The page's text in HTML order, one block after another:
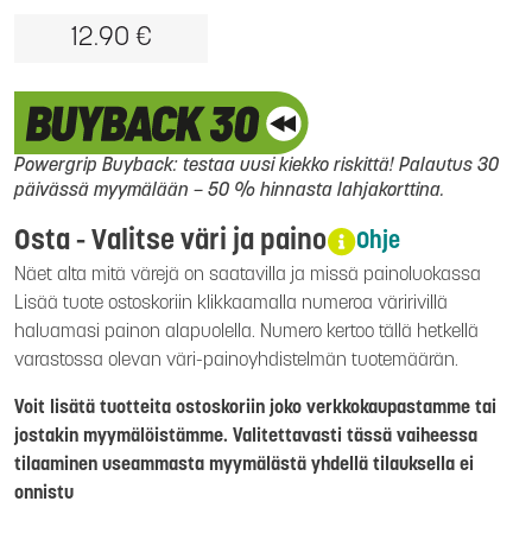
12.90 €
Powergrip Buyback: testaa uusi kiekko riskittä! Palautus 30
päivässä myymälään – 50 % hinnasta lahjakorttina.
Osta - Valitse väri ja paino Ohje
Näet alta mitä värejä on saatavilla ja missä painoluokassa
Lisää tuote ostoskoriin klikkaamalla numeroa väririvillä
haluamasi painon alapuolella. Numero kertoo tällä hetkellä
varastossa olevan väri-painoyhdistelmän tuotemäärän.
Voit lisätä tuotteita ostoskoriin joko verkkokaupastamme tai
jostakin myymälöistämme. Valitettavasti tässä vaiheessa
tilaaminen useammasta myymälästä yhdellä tilauksella ei
onnistu